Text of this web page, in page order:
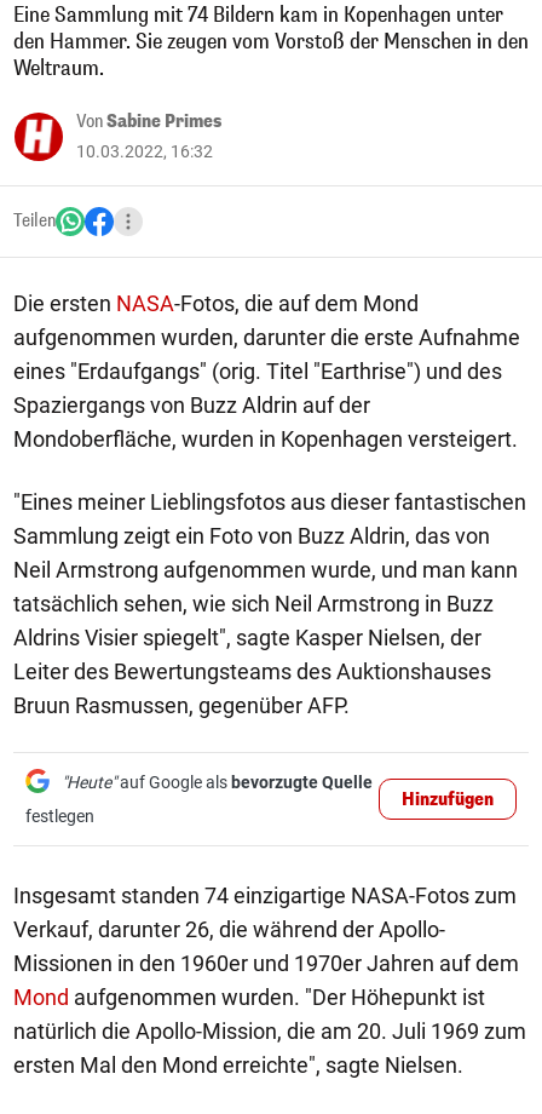
Eine Sammlung mit 74 Bildern kam in Kopenhagen unter
den Hammer. Sie zeugen vom Vorstoß der Menschen in den
Weltraum.
VonSabine Primes
10.03.2022, 16:32
Teilen
Die ersten NASA-Fotos, die auf dem Mond
aufgenommen wurden, darunter die erste Aufnahme
eines "Erdaufgangs" (orig. Titel "Earthrise") und des
Spaziergangs von Buzz Aldrin auf der
Mondoberfläche, wurden in Kopenhagen versteigert.
"Eines meiner Lieblingsfotos aus dieser fantastischen
Sammlung zeigt ein Foto von Buzz Aldrin, das von
Neil Armstrong aufgenommen wurde, und man kann
tatsächlich sehen, wie sich Neil Armstrong in Buzz
Aldrins Visier spiegelt", sagte Kasper Nielsen, der
Leiter des Bewertungsteams des Auktionshauses
Bruun Rasmussen, gegenüber AFP.
"Heute"auf Google als bevorzugte Quelle
festlegen
Hinzufügen
Insgesamt standen 74 einzigartige NASA-Fotos zum
Verkauf, darunter 26, die während der Apollo-
Missionen in den 1960er und 1970er Jahren auf dem
Mond aufgenommen wurden. "Der Höhepunkt ist
natürlich die Apollo-Mission, die am 20. Juli 1969 zum
ersten Mal den Mond erreichte", sagte Nielsen.